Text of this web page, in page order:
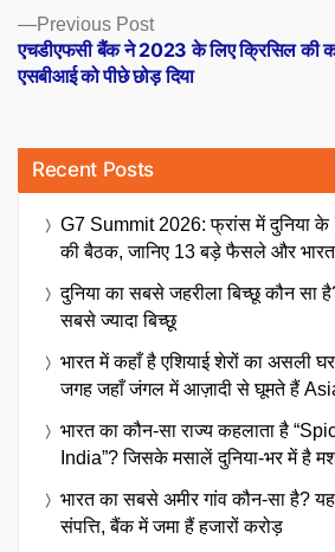
Previous PostPrevious
post:
एचडीएफसी बैंक ने 2023 के लिए क्रिसिल की
एसबीआई को पीछे छोड़ दिया
Recent Posts
G7 Summit 2026: फ्रांस में दुनिया
की बैठक, जानिए 13 बड़े फैसले और
दुनिया का सबसे जहरीला बिच्छू कौन सा
सबसे ज्यादा बिच्छू
भारत में कहाँ है एशियाई शेरों का असली
जगह जहाँ जंगल में आज़ादी से घूमते हैं
भारत का कौन-सा राज्य कहलाता है
India”? जिसके मसालें दुनिया-भर में है
भारत का सबसे अमीर गांव कौन-सा है?
संपत्ति, बैंक में जमा हैं हजारों करोड़